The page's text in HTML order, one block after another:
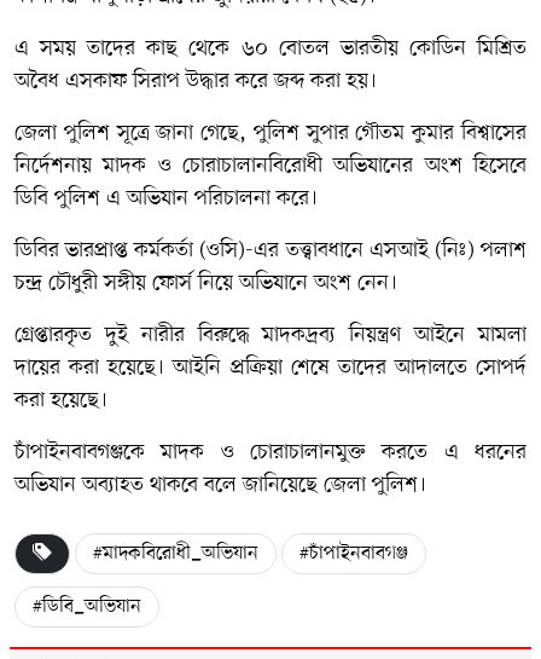
এ সময় তাদের কাছ থেকে ৬০ বোতল ভারতীয় কোডিন মিশ্রিত
অবৈধ এসকাফ সিরাপ উদ্ধার করে জব্দ করা হয়।
জেলা পুলিশ সূত্রে জানা গেছে, পুলিশ সুপার গৌতম কুমার বিশ্বাসের
নির্দেশনায় মাদক ও চোরাচালানবিরোধী অভিযানের অংশ হিসেবে
ডিবি পুলিশ এ অভিযান পরিচালনা করে।
ডিবির ভারপ্রাপ্ত কর্মকর্তা (ওসি)-এর তত্ত্বাবধানে এসআই (নিঃ) পলাশ
চন্দ্র চৌধুরী সঙ্গীয় ফোর্স নিয়ে অভিযানে অংশ নেন।
গ্রেপ্তারকৃত দুই নারীর বিরুদ্ধে মাদকদ্রব্য নিয়ন্ত্রণ আইনে মামলা
দায়ের করা হয়েছে। আইনি প্রক্রিয়া শেষে তাদের আদালতে সোপর্দ
করা হয়েছে।
চাঁপাইনবাবগঞ্জকে মাদক ও চোরাচালানমুক্ত করতে এ ধরনের
অভিযান অব্যাহত থাকবে বলে জানিয়েছে জেলা পুলিশ।
#মাদকবিরোধী_অভিযান
#চাঁপাইনবাবগঞ্জ
#ডিবি_অভিযান